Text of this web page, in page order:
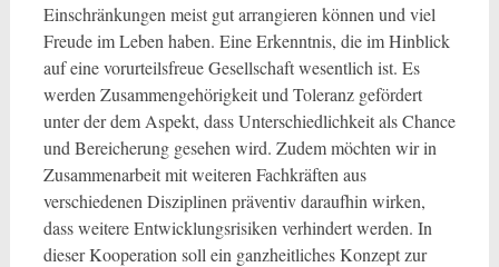
Einschränkungen meist gut arrangieren können und viel
Freude im Leben haben. Eine Erkenntnis, die im Hinblick
auf eine vorurteilsfreue Gesellschaft wesentlich ist. Es
werden Zusammengehörigkeit und Toleranz gefördert
unter der dem Aspekt, dass Unterschiedlichkeit als Chance
und Bereicherung gesehen wird. Zudem möchten wir in
Zusammenarbeit mit weiteren Fachkräften aus
verschiedenen Disziplinen präventiv daraufhin wirken,
dass weitere Entwicklungsrisiken verhindert werden. In
dieser Kooperation soll ein ganzheitliches Konzept zur